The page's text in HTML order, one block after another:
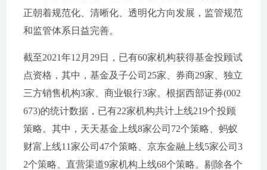
正朝着规范化、清晰化、透明化方向发展，监管规范
和监管体系日益完善。
截至2021年12月29日，已有60家机构获得基金投顾试
点资格，其中，基金及子公司25家、券商29家、独立
三方销售机构3家、商业银行3家。根据西部证券(002
673)的统计数据，已有22家机构共计上线219个投顾
策略。其中，天天基金上线8家公司72个策略、蚂蚁
财富上线11家公司47个策略、京东金融上线5家公司3
2个策略、直营渠道9家机构上线68个策略。剔除各个